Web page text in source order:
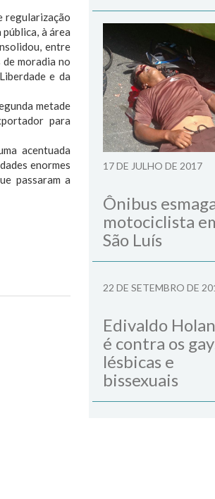
regularização
à área
entre
moradia no
e da
metade
para
acentuada
enormes
passaram a
17 DE JULHO DE 2017
Ônibus
motociclista
São Luís
22 DE SETEMBRO DE
Edivaldo
é contra os
lésbicas e
bissexuais